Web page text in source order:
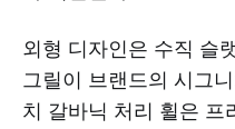
외형 디자인은 수직 슬
그릴이 브랜드의 시그
치 갈바닉 처리 휠은 프